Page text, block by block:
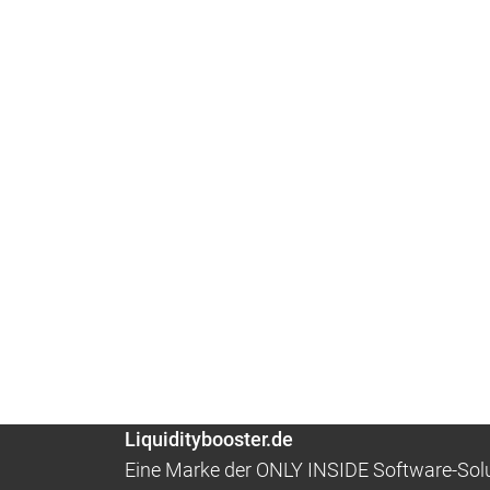
Liquiditybooster.de
Eine Marke der ONLY INSIDE Software-